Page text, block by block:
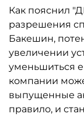
Как пояснил
разрешения
Бакешин,
увеличении
уменьшиться
компании
выпущенные
правило, и